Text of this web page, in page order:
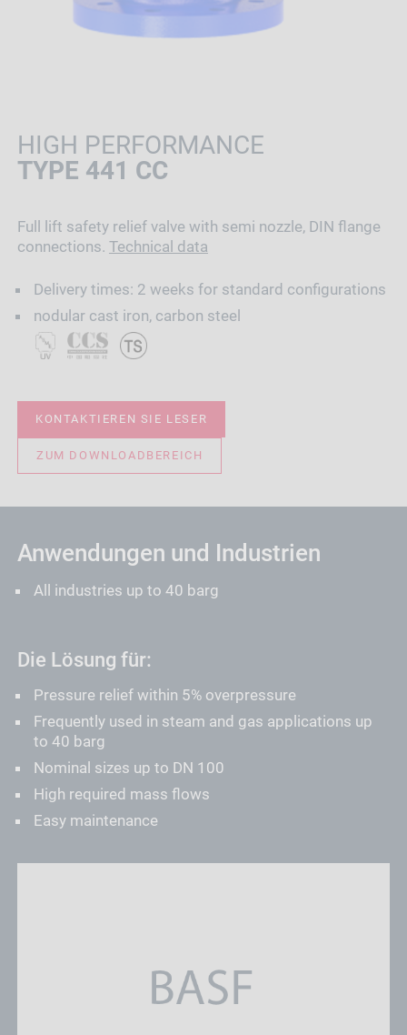
HIGH PERFORMANCE
TYPE 441 CC
Full lift safety relief valve with semi nozzle, DIN flange
connections. Technical data
Delivery times: 2 weeks for standard configurations
nodular cast iron, carbon steel
KONTAKTIEREN SIE LESER
ZUM DOWNLOADBEREICH
Anwendungen und Industrien
All industries up to 40 barg
Die Lösung für:
Pressure relief within 5% overpressure
Frequently used in steam and gas applications up
to 40 barg
Nominal sizes up to DN 100
High required mass flows
Easy maintenance